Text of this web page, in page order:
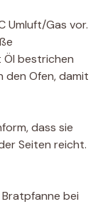
Umluft/Gas vor.
Öl bestrichen
den Ofen, damit
dass sie
Seiten reicht.
Bratpfanne bei